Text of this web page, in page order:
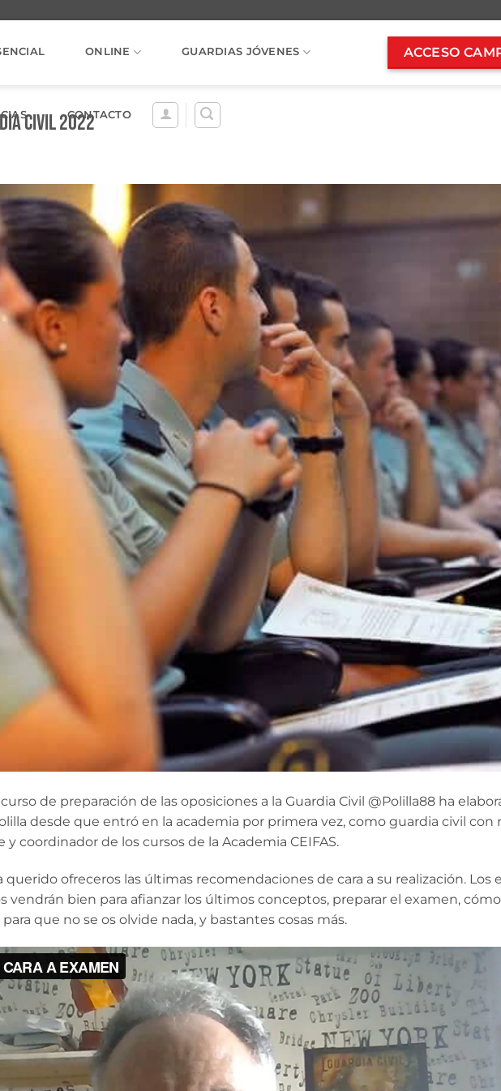
ONLINE GUARDIAS JÓVENES
CONTACTO
ACCESO
Civil 2022
de preparación de las oposiciones a la Guardia Civil @Polilla88 ha
desde que entró en la academia por primera vez, como guardia civil con
coordinador de los cursos de la Academia CEIFAS.
ofreceros las últimas recomendaciones de cara a su realización. Los
vendrán bien para afianzar los últimos conceptos, preparar el examen,
que no se os olvide nada, y bastantes cosas más.